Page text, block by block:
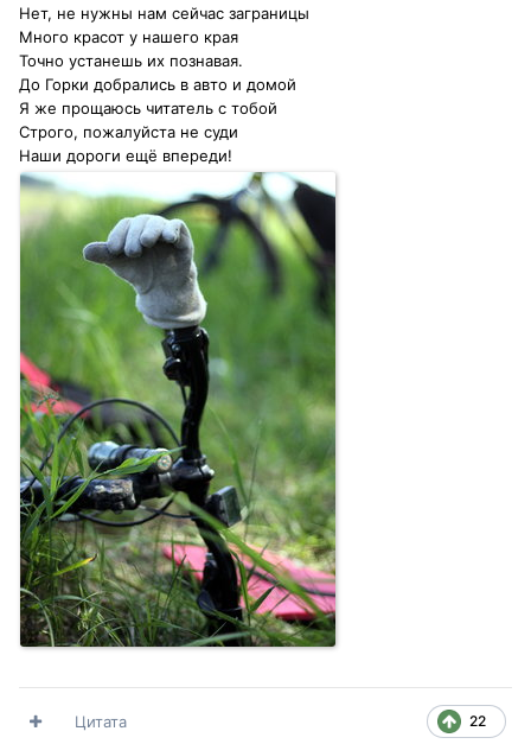
Нет, не нужны нам сейчас заграницы
Много красот у нашего края
Точно устанешь их познавая.
До Горки добрались в авто и домой
Я же прощаюсь читатель с тобой
Строго, пожалуйста не суди
Наши дороги ещё впереди!
22
Цитата